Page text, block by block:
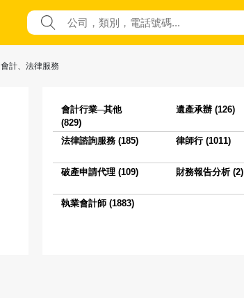
會計、法律服務
會計行業─其他
(829)
遺產承辦 (126)
法律諮詢服務 (185) 律師行 (1011)
破產申請代理 (109)
財務報告分析 (2)
執業會計師 (1883)